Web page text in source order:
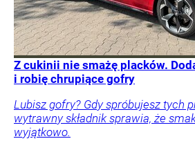
Z cukinii nie smażę placków.
i robię chrupiące gofry
Lubisz gofry? Gdy spróbujesz tych
wytrawny składnik sprawia, że
wyjątkowo.